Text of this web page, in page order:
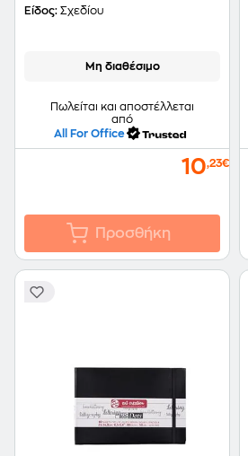
Γρ.
Είδος: Σχεδίου
Μη διαθέσιμο
Πωλείται και αποστέλλεται
από
All For Office
10,23€
Προσθήκη